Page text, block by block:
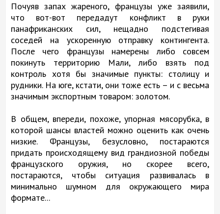
Почуяв запах жареного, французы уже заявили,
что вот-вот передадут конфликт в руки
панафриканских сил, нещадно подстегивая
соседей на ускоренную отправку контингента.
После чего французы намерены либо совсем
покинуть территорию Мали, либо взять под
контроль хотя бы значимые пункты: столицу и
рудники. На юге, кстати, они тоже есть – и с весьма
значимым экспортным товаром: золотом.
В общем, впереди, похоже, упорная мясорубка, в
которой шансы властей можно оценить как очень
низкие. Французы, безусловно, постараются
придать происходящему вид грандиозной победы
французского оружия, но скорее всего,
постараются, чтобы ситуация развивалась в
минимально шумном для окружающего мира
формате...